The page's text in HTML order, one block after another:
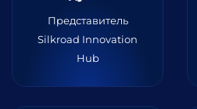
Представитель
Silkroad Innovation
Hub